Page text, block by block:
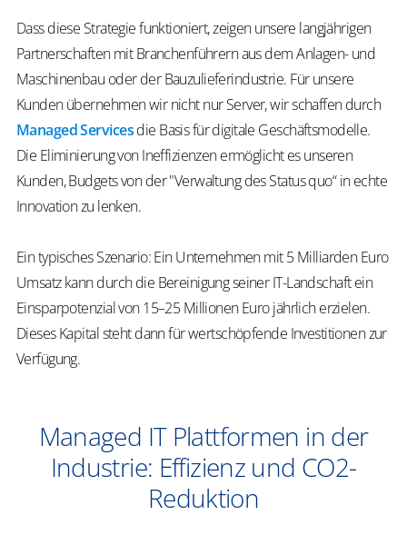
Dass diese Strategie funktioniert, zeigen unsere langjährigen
Partnerschaften mit Branchenführern aus dem Anlagen- und
Maschinenbau oder der Bauzulieferindustrie. Für unsere
Kunden übernehmen wir nicht nur Server, wir schaffen durch
Managed Servicesdie Basis für digitale Geschäftsmodelle.
Die Eliminierung von Ineffizienzen ermöglicht es unseren
Kunden, Budgets von der "Verwaltung des Status quo“ in echte
Innovation zu lenken.
Ein typisches Szenario: Ein Unternehmen mit 5 Milliarden Euro
Umsatz kann durch die Bereinigung seiner IT-Landschaft ein
Einsparpotenzial von 15–25 Millionen Euro jährlich erzielen.
Dieses Kapital steht dann für wertschöpfende Investitionen zur
Verfügung.
Managed IT Plattformen in der
Industrie: Effizienz und CO2-
Reduktion